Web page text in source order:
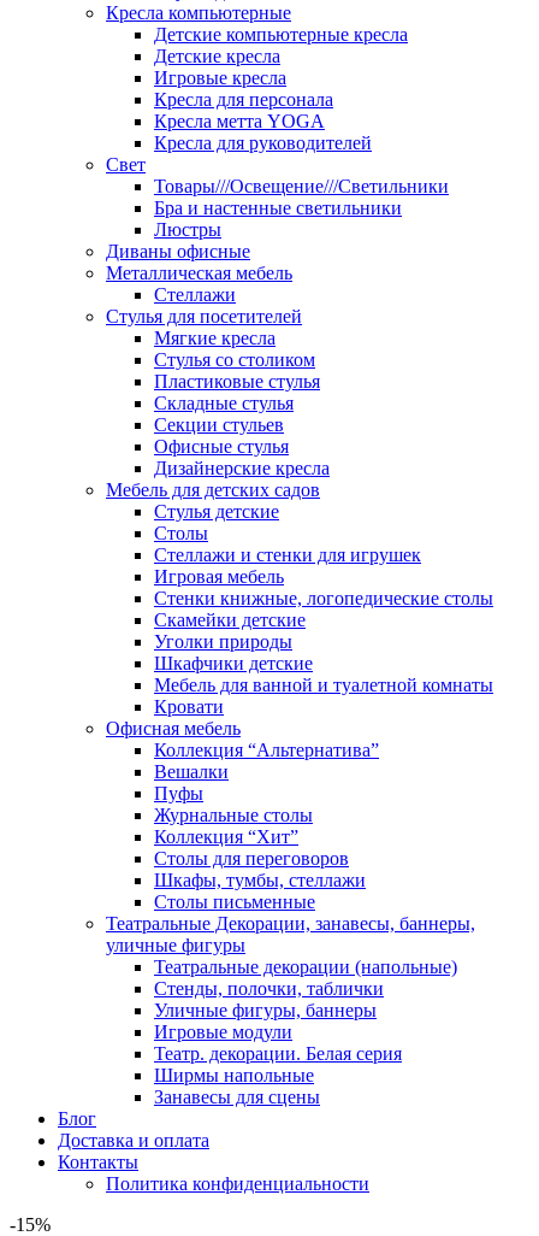
Кресла компьютерные
Детские компьютерные кресла
Детские кресла
Игровые кресла
Кресла для персонала
Кресла метта YOGA
Кресла для руководителей
Свет
Товары///Освещение///Светильники
Бра и настенные светильники
Люстры
Диваны офисные
Металлическая мебель
Стеллажи
Стулья для посетителей
Мягкие кресла
Стулья со столиком
Пластиковые стулья
Складные стулья
Секции стульев
Офисные стулья
Дизайнерские кресла
Мебель для детских садов
Стулья детские
Столы
Стеллажи и стенки для игрушек
Игровая мебель
Стенки книжные, логопедические столы
Скамейки детские
Уголки природы
Шкафчики детские
Мебель для ванной и туалетной комнаты
Кровати
Офисная мебель
Коллекция “Альтернатива”
Вешалки
Пуфы
Журнальные столы
Коллекция “Хит”
Столы для переговоров
Шкафы, тумбы, стеллажи
Столы письменные
Театральные Декорации, занавесы, баннеры,
уличные фигуры
Театральные декорации (напольные)
Стенды, полочки, таблички
Уличные фигуры, баннеры
Игровые модули
Театр. декорации. Белая серия
Ширмы напольные
Занавесы для сцены
Блог
Доставка и оплата
Контакты
Политика конфиденциальности
-15%